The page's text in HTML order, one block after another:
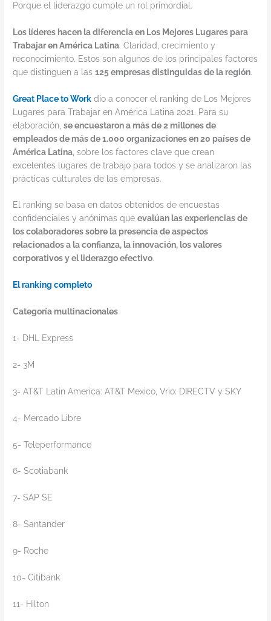
Porque el liderazgo cumple un rol primordial.
Los líderes hacen la diferencia en Los Mejores Lugares para
Trabajar en América Latina. Claridad, crecimiento y
reconocimiento. Estos son algunos de los principales factores
que distinguen a las125 empresas distinguidas de la región.
Great Place to Work dio a conocer el ranking de Los Mejores
Lugares para Trabajar en América Latina 2021. Para su
elaboración,se encuestaron a más de 2 millones de
empleados de más de 1.000 organizaciones en 20 países de
América Latina , sobre los factores clave que crean
excelentes lugares de trabajo para todos y se analizaron las
prácticas culturales de las empresas.
El ranking se basa en datos obtenidos de encuestas
confidenciales y anónimas queevalúan las experiencias de
los colaboradores sobre la presencia de aspectos
relacionados a la confianza, la innovación, los valores
corporativos y el liderazgo efectivo.
El ranking completo
Categoría multinacionales
1- DHL Express
2- 3M
3- AT&T Latin America: AT&T Mexico, Vrio: DIRECTV y SKY
4- Mercado Libre
5- Teleperformance
6- Scotiabank
7- SAP SE
8- Santander
9- Roche
10- Citibank
11- Hilton